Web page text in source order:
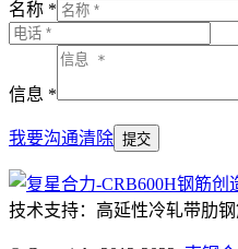
名称 *
信息 *
我要沟通清除
技术支持：高延性冷轧带肋